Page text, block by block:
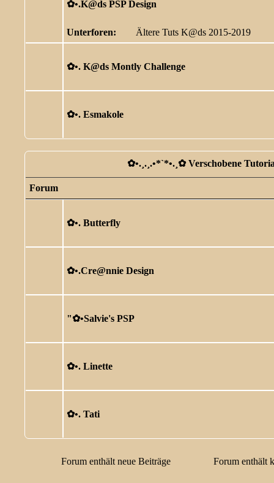
✿ •.K@ds PSP Design
Unterforen: Ältere Tuts K@ds 2015-2019
✿ •. K@ds Montly Challenge
✿ •. Esmakole
✿ •.¸.¸.•*`*•.¸✿ Verschobene
Forum
✿ •. Butterfly
✿ •.Cre@nnie Design
"✿ •Salvie's PSP
✿ •. Linette
✿ •. Tati
Forum enthält neue Beiträge Forum enthält